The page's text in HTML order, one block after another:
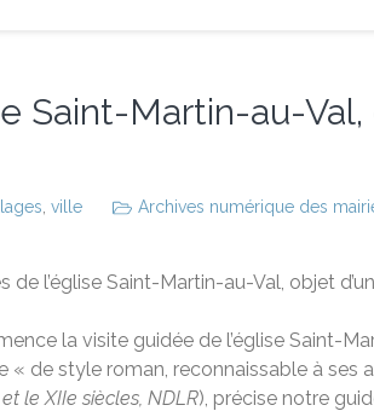
Saint-Martin-au-
ville Archives numérique des
de l’église Saint-Martin-au-Val, objet
la visite guidée de l’église Saint-
« de style roman, reconnaissable à
le XIIe siècles, NDLR), précise notre